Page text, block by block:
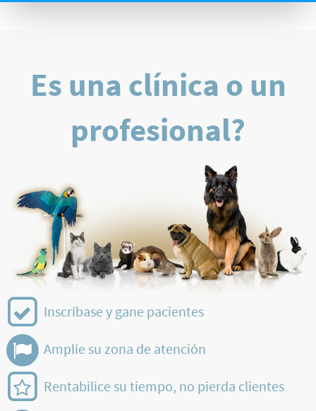
Es una clínica o un
profesional?
Inscríbase y gane pacientes
Amplíe su zona de atención
Rentabilice su tiempo, no pierda clientes